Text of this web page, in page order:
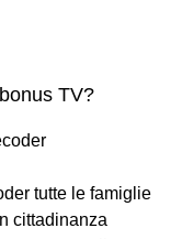
TV?
tutte le famiglie
cittadinanza